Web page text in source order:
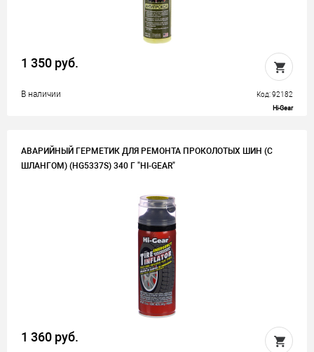
1 350 руб.
В наличии Код: 92182
Hi-Gear
АВАРИЙНЫЙ ГЕРМЕТИК ДЛЯ РЕМОНТА ПРОКОЛОТЫХ ШИН (С
ШЛАНГОМ) (HG5337S) 340 Г "HI-GEAR"
1 360 руб.